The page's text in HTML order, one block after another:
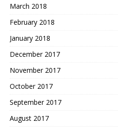
March 2018
February 2018
January 2018
December 2017
November 2017
October 2017
September 2017
August 2017